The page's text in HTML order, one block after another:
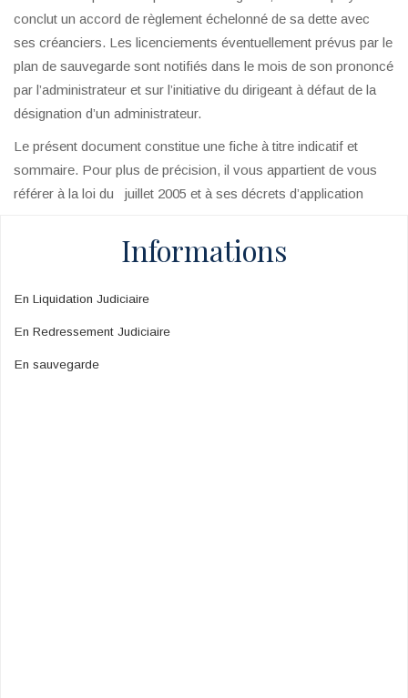
conclut un accord de règlement échelonné de sa dette avec
ses créanciers. Les licenciements éventuellement prévus par le
plan de sauvegarde sont notifiés dans le mois de son prononcé
par l’administrateur et sur l’initiative du dirigeant à défaut de la
désignation d’un administrateur.
Le présent document constitue une fiche à titre indicatif et
sommaire. Pour plus de précision, il vous appartient de vous
référer à la loi du juillet 2005 et à ses décrets d’application
Informations
En Liquidation Judiciaire
En Redressement Judiciaire
En sauvegarde